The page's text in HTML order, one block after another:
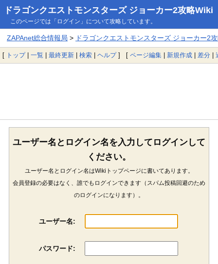
ドラゴンクエストモンスターズ ジョーカー2攻略Wiki
このページでは「ログイン」について攻略しています。
ZAPAnet総合情報局 > ドラゴンクエストモンスターズ ジョーカー2
[ トップ| 一覧 | 最終更新 | 検索 | ヘルプ] [ ページ編集 | 新規作成 | 差分 |
ユーザー名とログイン名を入力してログインして
ください。
ユーザー名とログイン名はWikiトップページに書いてあります。
会員登録の必要はなく、誰でもログインできます（スパム投稿回避のため
のログインになります）。
ユーザー名:
パスワード: